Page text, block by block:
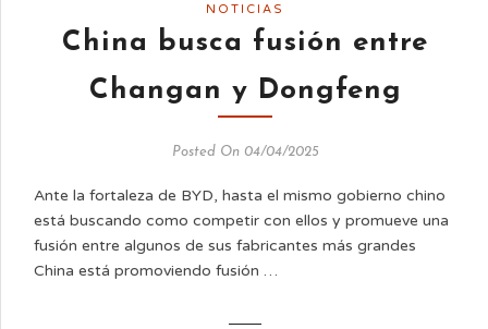
NOTICIAS
China busca fusión entre
Changan y Dongfeng
Posted On 04/04/2025
Ante la fortaleza de BYD, hasta el mismo gobierno chino
está buscando como competir con ellos y promueve una
fusión entre algunos de sus fabricantes más grandes
China está promoviendo fusión …